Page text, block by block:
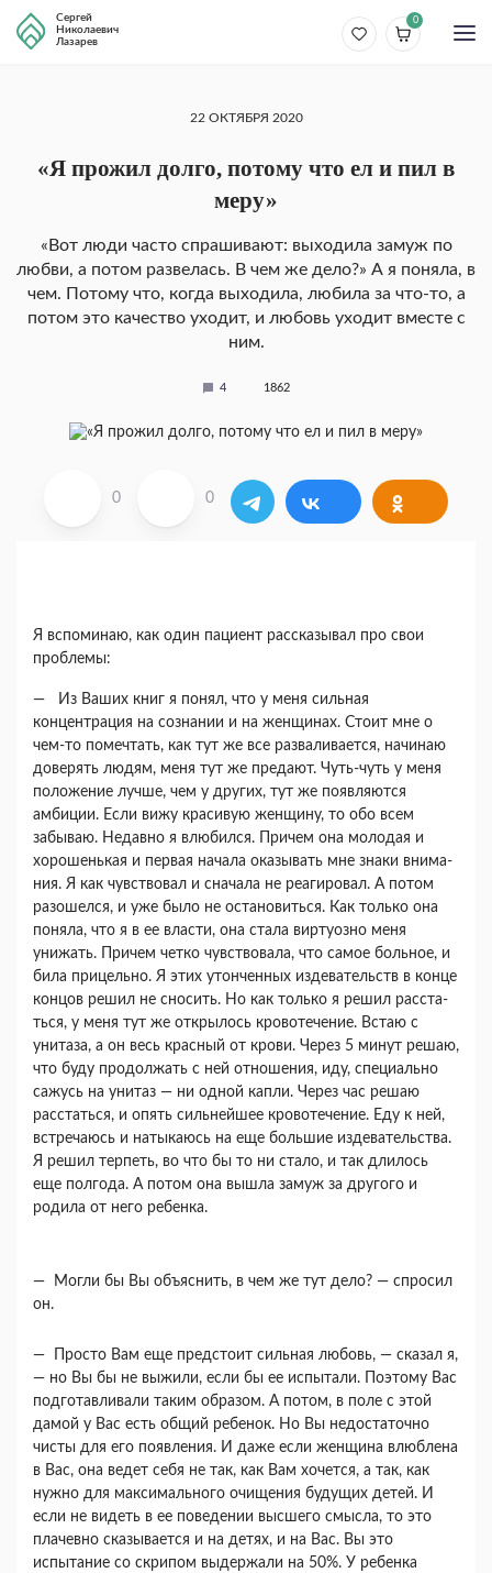
Сергей
Николаевич
Лазарев
0
22 ОКТЯБРЯ 2020
«Я прожил долго, потому что ел и пил в
меру»
«Вот люди часто спрашивают: выходила замуж по
любви, а потом развелась. В чем же дело?» А я поняла, в
чем. По­тому что, когда выходила, любила за что-то, а
по­том это качество уходит, и любовь уходит вместе с
ним.
4 1862
0 0
Я вспоминаю, как один пациент рассказывал про свои
проблемы:
— Из Ваших книг я понял, что у меня сильная
концентрация на сознании и на женщинах. Стоит мне о
чем-то помечтать, как тут же все развалива­ется, начинаю
доверять людям, меня тут же пре­дают. Чуть-чуть у меня
положение лучше, чем у других, тут же появляются
амбиции. Если вижу красивую женщину, то обо всем
забываю. Недав­но я влюбился. Причем она молодая и
хорошень­кая и первая начала оказывать мне знаки внима­
ния. Я как чувствовал и сначала не реагировал. А потом
разошелся, и уже было не остановиться. Как только она
поняла, что я в ее власти, она ста­ла виртуозно меня
унижать. Причем четко чувст­вовала, что самое больное, и
била прицельно. Я этих утонченных издевательств в конце
концов решил не сносить. Но как только я решил расста­
ться, у меня тут же открылось кровотечение. Встаю с
унитаза, а он весь красный от крови. Че­рез 5 минут решаю,
что буду продолжать с ней от­ношения, иду, специально
сажусь на унитаз — ни одной капли. Через час решаю
расстаться, и опять сильнейшее кровотечение. Еду к ней,
встречаюсь и натыкаюсь на еще большие издевательства.
Я решил терпеть, во что бы то ни стало, и так дли­лось
еще полгода. А потом она вышла замуж за другого и
родила от него ребенка.
— Могли бы Вы объяснить, в чем же тут дело? — спросил
он.
— Просто Вам еще предстоит сильная лю­бовь, — сказал я,
— но Вы бы не выжили, если бы ее испытали. Поэтому Вас
подготавливали та­ким образом. А потом, в поле с этой
дамой у Вас есть общий ребенок. Но Вы недостаточно
чисты для его появления. И даже если женщина влюбле­на
в Вас, она ведет себя не так, как Вам хочется, а так, как
нужно для максимального очищения бу­дущих детей. И
если не видеть в ее поведении высшего смысла, то это
плачевно сказывается и на детях, и на Вас. Вы это
испытание со скрипом вы­держали на 50%. У ребенка